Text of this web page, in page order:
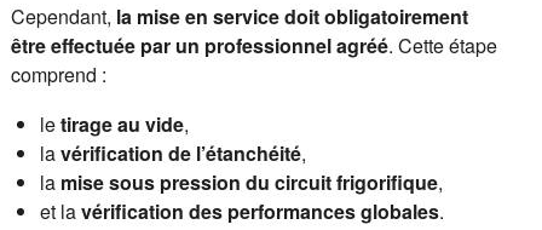
Cependant, la mise en service doit obligatoirement
être effectuée par un professionnel agréé. Cette étape
comprend :
letirage au vide,
lavérification de l’étanchéité,
la mise sous pression du circuit frigorifique,
et lavérification des performances globales.